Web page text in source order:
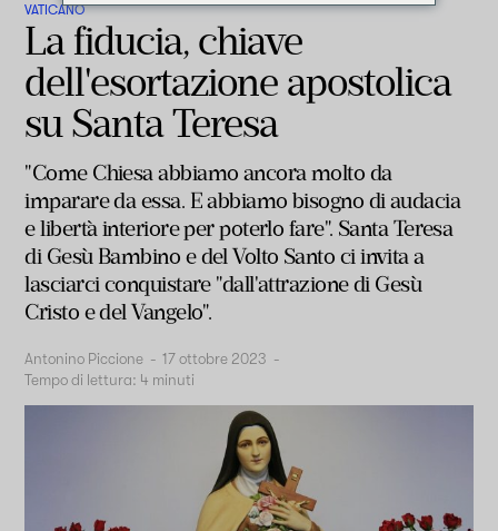
VATICANO
La fiducia, chiave
dell'esortazione apostolica
su Santa Teresa
"Come Chiesa abbiamo ancora molto da
imparare da essa. E abbiamo bisogno di audacia
e libertà interiore per poterlo fare". Santa Teresa
di Gesù Bambino e del Volto Santo ci invita a
lasciarci conquistare "dall'attrazione di Gesù
Cristo e del Vangelo".
Antonino Piccione - 17 ottobre 2023 -
Tempo di lettura: 4 minuti